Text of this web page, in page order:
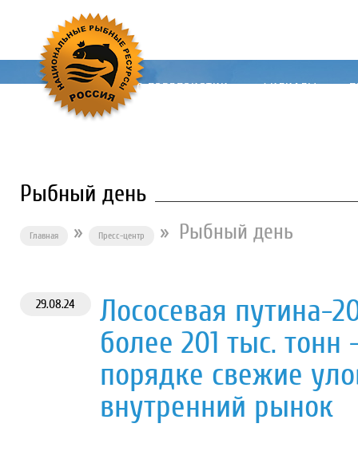
О ПРЕДПРИЯТИИ ФИЛИАЛЫ
Рыбный день
Главная » Пресс-центр » Рыбный день
29.08.24
Лососевая путина-
более 201 тыс.
порядке свежие
внутренний рынок